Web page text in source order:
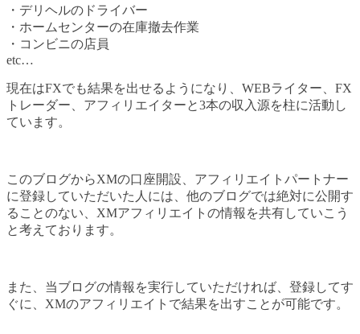
・デリヘルのドライバー
・ホームセンターの在庫撤去作業
・コンビニの店員
etc…
現在はFXでも結果を出せるようになり、WEBライター、FX
トレーダー、アフィリエイターと3本の収入源を柱に活動し
ています。
このブログからXMの口座開設、アフィリエイトパートナー
に登録していただいた人には、他のブログでは絶対に公開す
ることのない、XMアフィリエイトの情報を共有していこう
と考えております。
また、当ブログの情報を実行していただければ、登録してす
ぐに、XMのアフィリエイトで結果を出すことが可能です。